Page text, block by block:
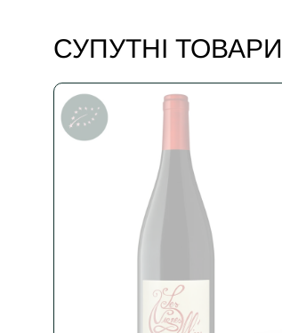
СУПУТНІ ТОВАРИ